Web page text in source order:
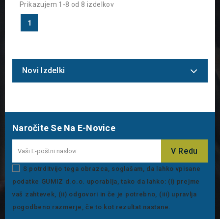
Prikazujem 1-8 od 8 izdelkov
1
Novi Izdelki
Naročite Se Na E-Novice
S potrditvijo tega obrazca, soglašam, da lahko vpisane
podatke GUMIZ d.o.o. uporablja, tako da lahko: (i) prejme
vaš zahtevek, (ii) odgovori in če je potrebno, (iii) upravlja
pogodbeno razmerje, če to kot rezultat nastane.